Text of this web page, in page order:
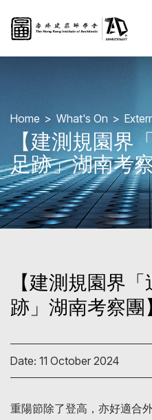
Home What's On
【建測規園界
足跡」湖南考
【建測規園界
跡」湖南考察團】
Date: 11 October 2024
重陽節除了登高，亦好適合